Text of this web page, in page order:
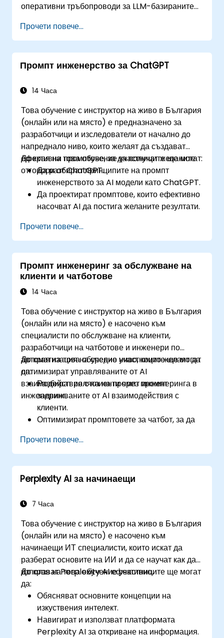
оперативни тръбопроводи за LLM-базираните
Прочети повече...
Промпт инженерство за ChatGPT
14 Часа
Това обучение с инструктор на живо в България
(онлайн или на място) е предназначено за
разработчици и изследователи от начално до
напреднало ниво, които желаят да създават
ефективни промптове, за да получат желаните
отговори от ChatGPT.
До края на това обучение участниците ще могат:
Да разбират принципите на промпт
инженерството за AI модели като ChatGPT.
Да проектират промптове, които ефективно
насочват AI да постига желаните резултати.
изработването на промптове.
Да предвиждат и да се адаптират към
развиващия се пейзаж на
взаимодействията с AI.
Прочети повече...
Промпт инженеринг за обслужване на
клиенти и чатботове
14 Часа
Това обучение с инструктор на живо в България
(онлайн или на място) е насочено към
специалисти по обслужване на клиенти,
разработчици на чатботове и инженери по
автоматизация на средно ниво, които желаят да
оптимизират управляваните от AI
взаимодействия с клиенти чрез промпт
инженеринг.
До края на това обучение участниците ще могат
да:
Разбират ролята на промпт инженеринга в
задвижваните от AI взаимодействия с
клиенти.
Оптимизират промптовете за чатбот, за да
удовлетвореността на потребителите.
Използват ефективно AI модели за
обработка на клиентски запитвания и
автоматизиране на отговори.
потоци, ескалации и разрешаване на
Осигуряват етични AI взаимодействия и
намаляват пристрастията в
автоматизираното обслужване на клиенти.
Прочети повече...
Perplexity AI за начинаещи
7 Часа
Това обучение с инструктор на живо в България
(онлайн или на място) е насочено към
начинаещи ИТ специалисти, които искат да
разберат основите на ИИ и да се научат как да
използват Perplexity AI ефективно.
До края на това обучение участниците ще могат
да:
Обясняват основните концепции на
изкуствения интелект.
Навигират и използват платформата
Perplexity AI за откриване на информация.